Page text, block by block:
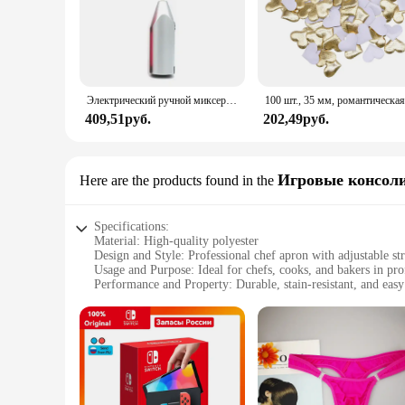
Электрический ручной миксер из нержавеющей стали, Легкий Блендер для выпечки и приготовления пищи
409,51руб. 202,49руб.
Here are the products found in the Игровые
Specifications:
Material: High-quality polyester
Design and Style: Professional chef apron with adjustable
Usage and Purpose: Ideal for chefs, cooks, and bakers in
Performance and Property: Durable, stain-resistant, and
Applicable People: Suitable for both men and women
Features:
|Wholesale|Vendors|
**Optimized for Professional Use**
The BOHARERS Chef Apron is designed to meet the